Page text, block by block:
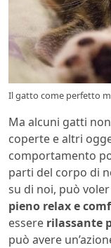
Il gatto come perfetto
Ma alcuni gatti
coperte e altri
comportamento
parti del corpo di
su di noi, può
pieno relax e
essere rilassante
può avere